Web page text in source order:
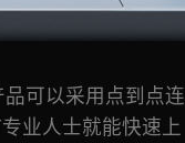
可以采用点到点连
业人士就能快速上